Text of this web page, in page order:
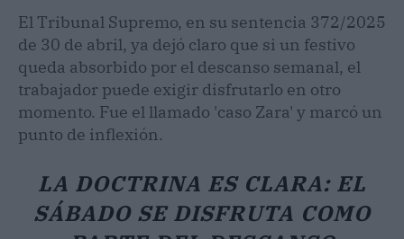
El Tribunal Supremo, en su sentencia 372/2025
de 30 de abril, ya dejó claro que si un festivo
queda absorbido por el descanso semanal, el
trabajador puede exigir disfrutarlo en otro
momento. Fue el llamado 'caso Zara' y marcó un
punto de inflexión.
LA DOCTRINA ES CLARA: EL
SÁBADO SE DISFRUTA COMO